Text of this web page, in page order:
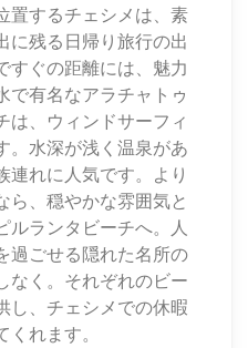
置するチェシメは、素
に残る日帰り旅行の出
すぐの距離には、魅力
で有名なアラチャトゥ
は、ウィンドサーフィ
。水深が浅く温泉があ
連れに人気です。より
ら、穏やかな雰囲気と
ルランタビーチへ。人
過ごせる隠れた名所の
なく。それぞれのビー
し、チェシメでの休暇
れます。